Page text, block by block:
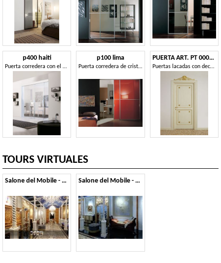
p400 haiti
Puerta corredera con el montaje en techo, doble asa
p100 lima
Puerta corredera de cristal y aluminio, para uso doméstico
PUERTA ART. PT 0002 - PT 0003
Puertas lacadas con decoraciones de oro, de hoteles de lujo
TOURS VIRTUALES
Salone del Mobile - 2014 Salone del Mobile - 2013